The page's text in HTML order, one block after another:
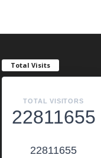
Total Visits
TOTAL VISITORS
22811655
22811655